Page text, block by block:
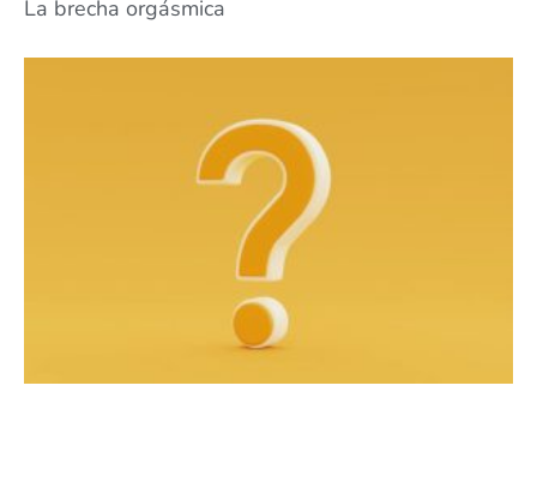
La brecha orgásmica